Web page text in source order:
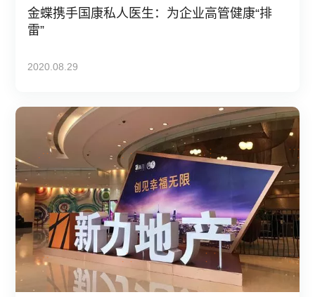
金蝶携手国康私人医生：为企业高管健康“排
雷”
2020.08.29